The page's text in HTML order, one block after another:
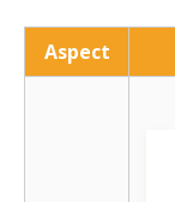
Aspect